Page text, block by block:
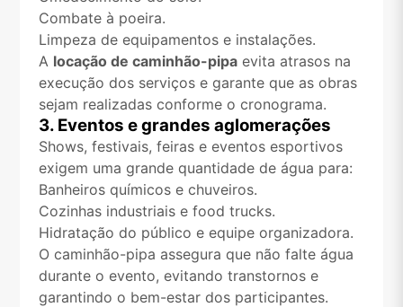
Combate à poeira.
Limpeza de equipamentos e instalações.
A locação de caminhão-pipaevita atrasos na
execução dos serviços e garante que as obras
sejam realizadas conforme o cronograma.
3. Eventos e grandes aglomerações
Shows, festivais, feiras e eventos esportivos
exigem uma grande quantidade de água para:
Banheiros químicos e chuveiros.
Cozinhas industriais e food trucks.
Hidratação do público e equipe organizadora.
O caminhão-pipa assegura que não falte água
durante o evento, evitando transtornos e
garantindo o bem-estar dos participantes.